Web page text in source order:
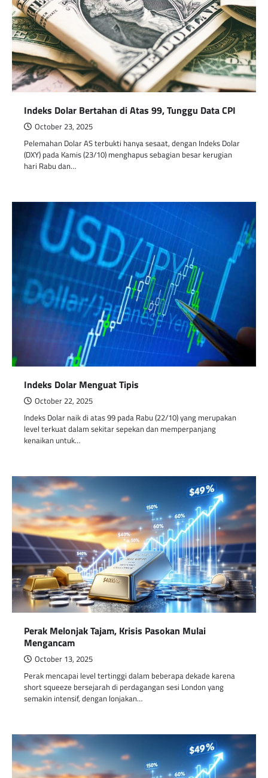
Indeks Dolar Bertahan di Atas 99, Tunggu Data CPI
October 23, 2025
Pelemahan Dolar AS terbukti hanya sesaat, dengan Indeks Dolar
(DXY) pada Kamis (23/10) menghapus sebagian besar kerugian
hari Rabu dan…
Indeks Dolar Menguat Tipis
October 22, 2025
Indeks Dolar naik di atas 99 pada Rabu (22/10) yang merupakan
level terkuat dalam sekitar sepekan dan memperpanjang
kenaikan untuk…
Perak Melonjak Tajam, Krisis Pasokan Mulai
Mengancam
October 13, 2025
Perak mencapai level tertinggi dalam beberapa dekade karena
short squeeze bersejarah di perdagangan sesi London yang
semakin intensif, dengan lonjakan…